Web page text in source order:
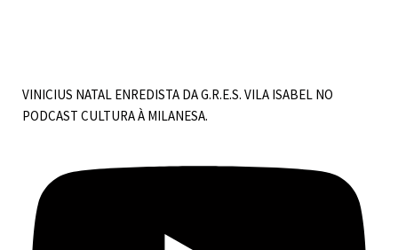
VINICIUS NATAL ENREDISTA DA G.R.E.S. VILA ISABEL NO
PODCAST CULTURA À MILANESA.